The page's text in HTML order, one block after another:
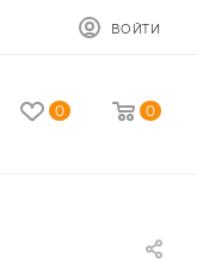
ВОЙТИ
0 0